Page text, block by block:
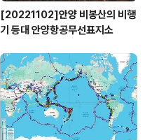
[20221102]안양 비봉산의 비행
기 등대 안양항공무선표지소